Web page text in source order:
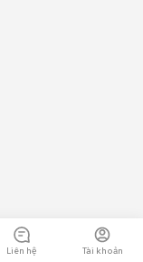
Liên hệ Tài khoản